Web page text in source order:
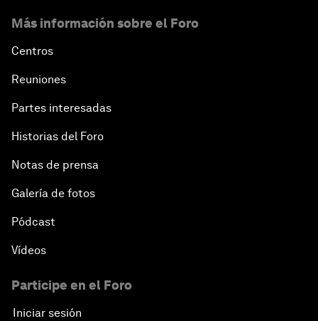
Más información sobre el Foro
Centros
Reuniones
Partes interesadas
Historias del Foro
Notas de prensa
Galería de fotos
Pódcast
Vídeos
Participe en el Foro
Iniciar sesión